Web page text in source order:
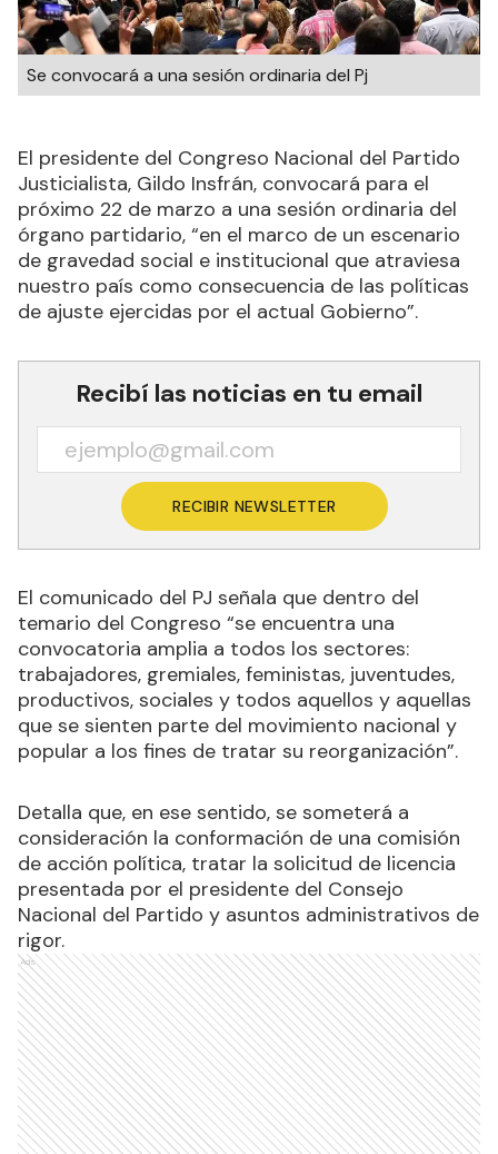
Se convocará a una sesión ordinaria del Pj
El presidente del Congreso Nacional del Partido
Justicialista, Gildo Insfrán, convocará para el
próximo 22 de marzo a una sesión ordinaria del
órgano partidario, “en el marco de un escenario
de gravedad social e institucional que atraviesa
nuestro país como consecuencia de las políticas
de ajuste ejercidas por el actual Gobierno”.
Recibí las noticias en tu email
RECIBIR NEWSLETTER
El comunicado del PJ señala que dentro del
temario del Congreso “se encuentra una
convocatoria amplia a todos los sectores:
trabajadores, gremiales, feministas, juventudes,
productivos, sociales y todos aquellos y aquellas
que se sienten parte del movimiento nacional y
popular a los fines de tratar su reorganización”.
Detalla que, en ese sentido, se someterá a
consideración la conformación de una comisión
de acción política, tratar la solicitud de licencia
presentada por el presidente del Consejo
Nacional del Partido y asuntos administrativos de
rigor.
Ads